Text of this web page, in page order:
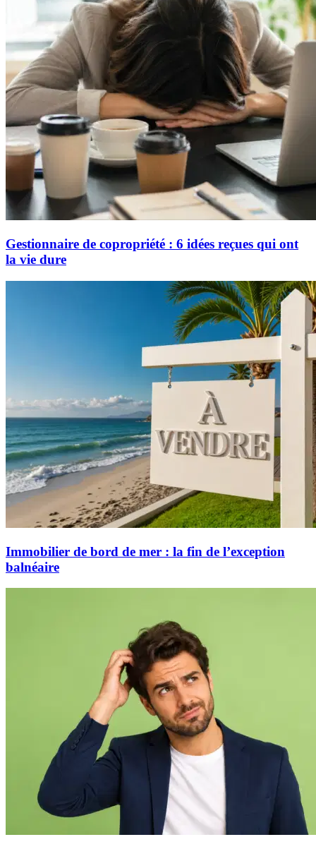
Gestionnaire de copropriété : 6 idées reçues qui ont
la vie dure
Immobilier de bord de mer : la fin de l’exception
balnéaire